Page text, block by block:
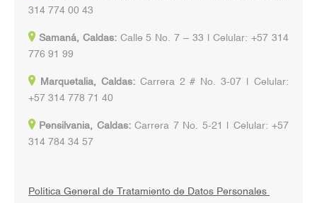
314 774 00 43
Samaná, Caldas: Calle 5 No. 7 – 33 | Celular: +57 314
776 91 99
Marquetalia, Caldas:Carrera 2 # No. 3-07 | Celular:
+57 314 778 71 40
Pensilvania, Caldas:Carrera 7 No. 5-21 | Celular: +57
314 784 34 57
Política General de Tratamiento de Datos Personales